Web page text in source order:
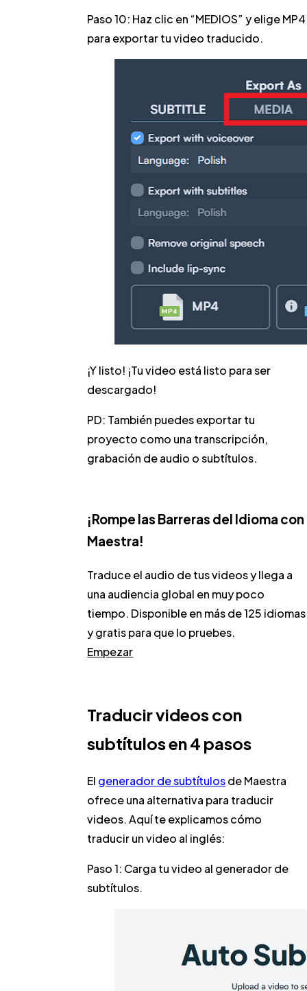
Paso 10: Haz clic en “MEDIOS” y elige MP4
para exportar tu video traducido.
¡Y listo! ¡Tu video está listo para ser
descargado!
PD: También puedes exportar tu
proyecto como una transcripción,
grabación de audio o subtítulos.
¡Rompe las Barreras del Idioma con
Maestra!
Traduce el audio de tus videos y llega a
una audiencia global en muy poco
tiempo. Disponible en más de 125 idiomas
y gratis para que lo pruebes.
Empezar
Traducir videos con
subtítulos en 4 pasos
El generador de subtítulosde Maestra
ofrece una alternativa para traducir
videos. Aquí te explicamos cómo
traducir un video al inglés:
Paso 1: Carga tu video al generador de
subtítulos.